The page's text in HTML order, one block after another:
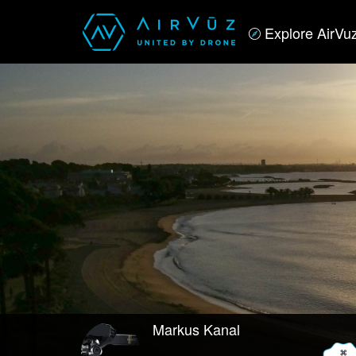
Explore
Markus Kanal